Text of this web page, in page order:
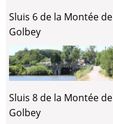
Sluis 6 de la Montée de
Golbey
Sluis 8 de la Montée de
Golbey